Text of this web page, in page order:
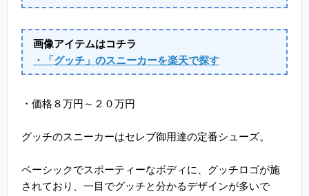
画像アイテムはコチラ
・「グッチ」のスニーカーを楽天で探す
・価格８万円～２０万円
グッチのスニーカーはセレブ御用達の定番シューズ。
ベーシックでスポーティーなボディに、グッチロゴが施
されており、一目でグッチと分かるデザインが多いで